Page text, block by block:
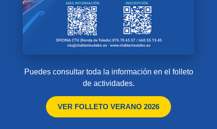
Puedes consultar toda la información en el folleto
de actividades.
VER FOLLETO VERANO 2026